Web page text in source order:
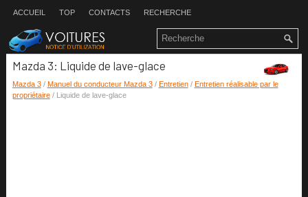
ACCUEIL TOP CONTACTS RECHERCHE
Mazda 3: Liquide de lave-glace
Mazda 3/ Manuel du conducteur Mazda 3/ Entretien/ Entretien réalisable par le
propriétaire/ Liquide de lave-glace